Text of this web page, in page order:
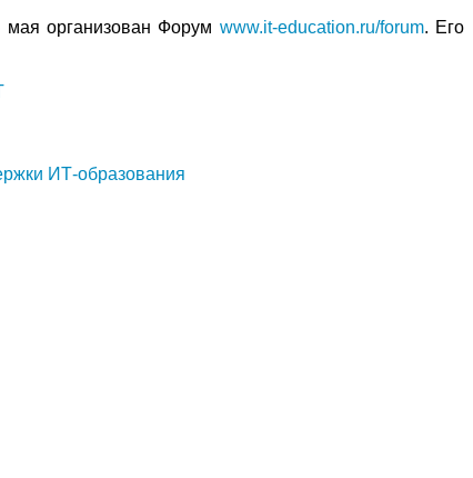
мая организован Форум www.it-education.ru/forum. Его
ИТ-образования